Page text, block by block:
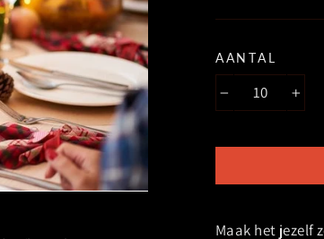
AANTAL
Maak het jezelf